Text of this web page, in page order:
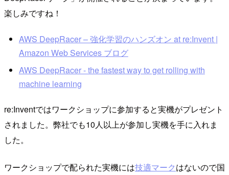
楽しみですね！
AWS DeepRacer – 強化学習のハンズオン at re:Invent |
Amazon Web Services ブログ
AWS DeepRacer - the fastest way to get rolling with
machine learning
re:Inventではワークショップに参加すると実機がプレゼント
されました。弊社でも10人以上が参加し実機を手に入れま
した。
ワークショップで配られた実機には技適マークはないので国